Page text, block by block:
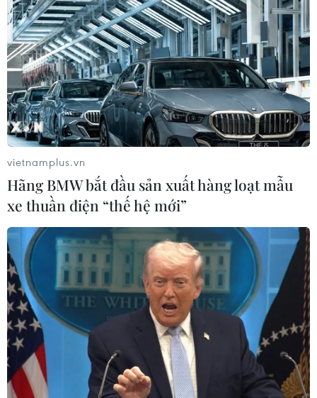
Trung Quốc vận hành giàn phát điện
gió nổi đầu tiên chịu được bão cấp 17
06/08/2026 11:20
Cao điểm "100 ngày chuyển đổi số":
Chuyển động từ cơ sở
Israel và Việt Nam hợp tác trong
ngành bán dẫn và công nghệ cao
06/08/2026 09:40
Meta tung công cụ AI lập trình tự
động cho nhà phát triển
06/08/2026 06:40
vietnamplus.vn
Hãng BMW bắt đầu sản xuất hàng loạt mẫu
xe thuần điện “thế hệ mới”